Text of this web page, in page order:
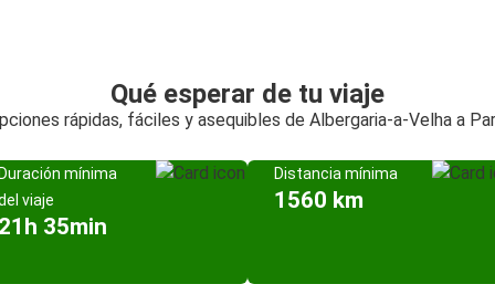
Qué esperar de tu viaje
rápidas, fáciles y asequibles de Albergaria-a-Velha a
mínima
viaje
35min
Distancia mínima
1560 km